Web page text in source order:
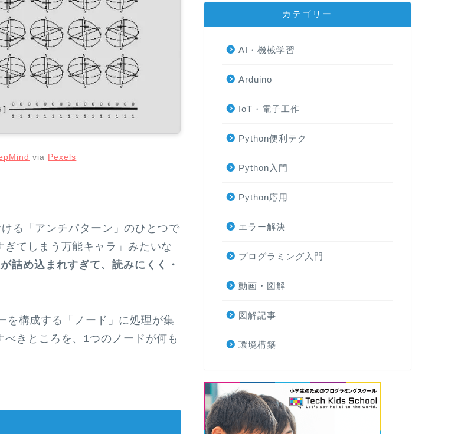
via Pexels
る「アンチパターン」のひとつで
てしまう万能キャラ」みたいな
詰め込まれすぎて、読みにくく・
を構成する「ノード」に処理が集
きところを、1つのノードが何も
カテゴリー
AI・機械学習
Arduino
IoT・電子工作
Python便利テク
Python入門
Python応用
エラー解決
プログラミング入門
動画・図解
図解記事
環境構築